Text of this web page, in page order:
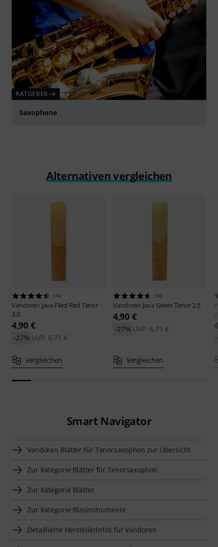
RATGEBER
Saxophone
Alternativen vergleichen
114
Vandoren Java Filed Red Tenor
3.0
4,90 €
UVP: 6,71 €
-27%
Vergleichen
165
Vandoren Java Green Tenor 2.5
4,90 €
UVP: 6,71 €
-27%
Vergleichen
Smart Navigator
Vandoren Blätter für Tenorsaxophon zur Übersicht
Zur Kategorie Blätter für Tenorsaxophon
Zur Kategorie Blätter
Zur Kategorie Blasinstrumente
Detaillierte Herstellerinfos für Vandoren